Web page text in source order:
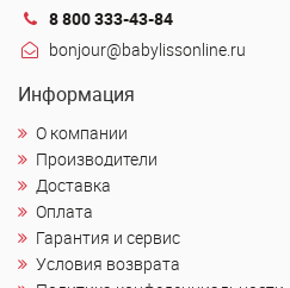
8 800 333-43-84
bonjour@babylissonline.ru
Информация
О компании
Производители
Доставка
Оплата
Гарантия и сервис
Условия возврата